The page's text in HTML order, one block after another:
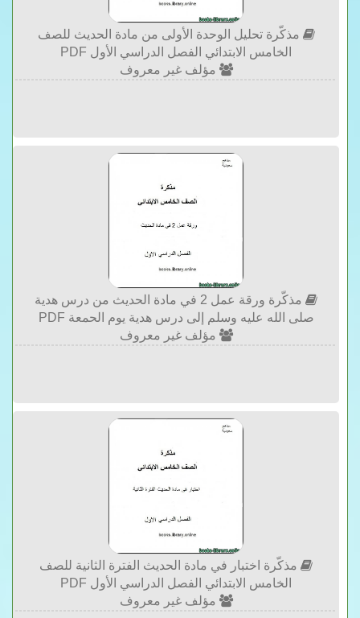
مذكّرة تحليل الوحدة الأولى من مادة الحديث للصف
الخامس الابتدائي الفصل الدراسي الأول PDF
مؤلف غير معروف
مذكّرة ورقة عمل 2 في مادة الحديث من درس هدية
صلى الله عليه وسلم إلى درس هدية يوم الحمعة PDF
مؤلف غير معروف
مذكّرة اختبار في مادة الحديث الفترة الثانية للصف
الخامس الابتدائي الفصل الدراسي الأول PDF
مؤلف غير معروف